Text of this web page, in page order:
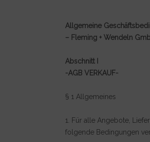
Allgemeine
– Fleming + Wendeln
Abschnitt I
-AGB VERKAUF-
§ 1 Allgemeines
1. Für alle Angebote,
folgende Bedingungen